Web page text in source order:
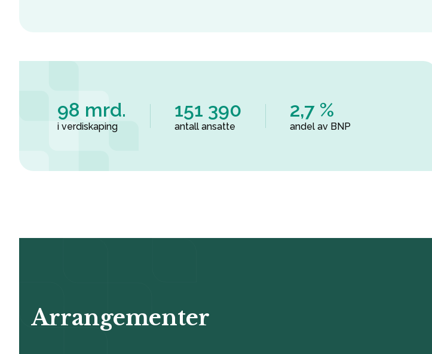
98 mrd.
i verdiskaping
151 390
antall ansatte
2,7 %
andel av BNP
Arrangementer